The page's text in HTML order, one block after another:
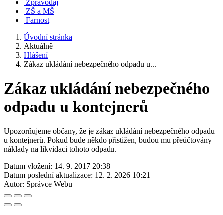
Zpravodaj
ZŠ a MŠ
Farnost
Úvodní stránka
Aktuálně
Hlášení
Zákaz ukládání nebezpečného odpadu u...
Zákaz ukládání nebezpečného
odpadu u kontejnerů
Upozorňujeme občany, že je zákaz ukládání nebezpečného odpadu
u kontejnerů. Pokud bude někdo přistižen, budou mu přeúčtovány
náklady na likvidaci tohoto odpadu.
Datum vložení: 14. 9. 2017 20:38
Datum poslední aktualizace: 12. 2. 2026 10:21
Autor: Správce Webu